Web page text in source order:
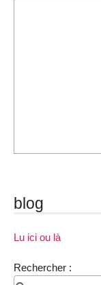
blog
Lu ici ou là
Rechercher :